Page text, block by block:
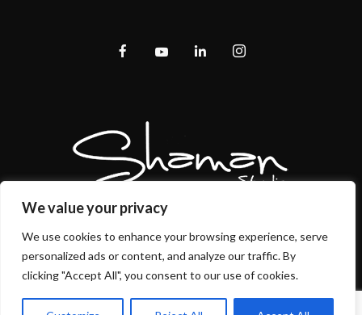
We value your privacy
We use cookies to enhance your browsing experience, serve
personalized ads or content, and analyze our traffic. By
clicking "Accept All", you consent to our use of cookies.
Mentions légales et politique de confidentialité